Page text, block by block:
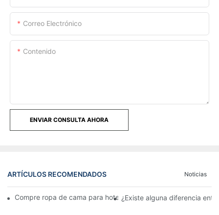
Correo Electrónico
Contenido
ENVIAR CONSULTA AHORA
ARTÍCULOS RECOMENDADOS Noticias
Compre ropa de cama para hoteles y moteles al por mayor en
¿Existe alguna diferencia